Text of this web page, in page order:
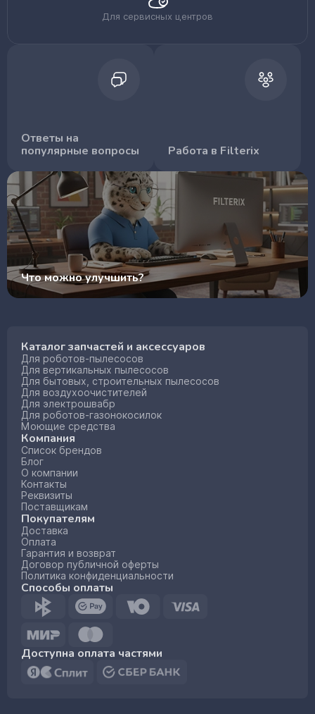
Для сервисных центров
Ответы на
популярные вопросы
Работа в Filterix
Что можно улучшить?
Каталог запчастей и аксессуаров
Для роботов-пылесосов
Для вертикальных пылесосов
Для бытовых, строительных пылесосов
Для воздухоочистителей
Для электрошвабр
Для роботов-газонокосилок
Моющие средства
Компания
Список брендов
Блог
О компании
Контакты
Реквизиты
Поставщикам
Покупателям
Доставка
Оплата
Гарантия и возврат
Договор публичной оферты
Политика конфиденциальности
Способы оплаты
Доступна оплата частями